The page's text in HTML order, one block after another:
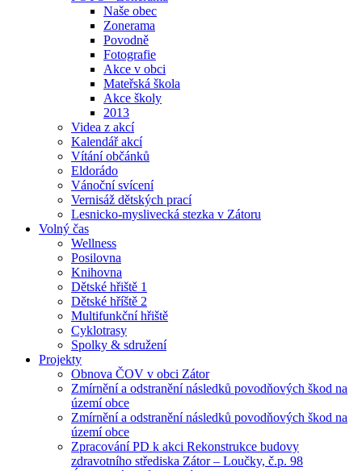
Naše obec
Zonerama
Povodně
Fotografie
Akce v obci
Mateřská škola
Akce školy
2013
Videa z akcí
Kalendář akcí
Vítání občánků
Eldorádo
Vánoční svícení
Vernisáž dětských prací
Lesnicko-myslivecká stezka v Zátoru
Volný čas
Wellness
Posilovna
Knihovna
Dětské hřiště 1
Dětské hříště 2
Multifunkční hřiště
Cyklotrasy
Spolky & sdružení
Projekty
Obnova ČOV v obci Zátor
Zmírnění a odstranění následků povodňových škod na
území obce
Zmírnění a odstranění následků povodňových škod na
území obce
Zpracování PD k akci Rekonstrukce budovy
zdravotního střediska Zátor – Loučky, č.p. 98